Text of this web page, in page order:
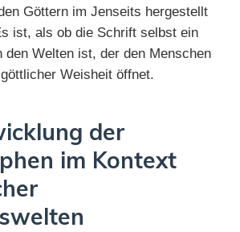
Göttern im Jenseits hergestellt
ist, als ob die Schrift selbst ein
den Welten ist, der den Menschen
Weisheit öffnet.
der
im Kontext